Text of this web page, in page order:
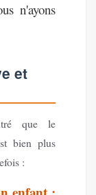
n'ayons
et
que le
bien plus
: